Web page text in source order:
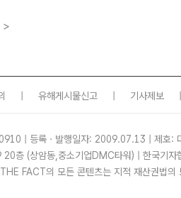
>
유해게시물신고 기사제보
| 등록ㆍ발행일자: 2009.07.13 | 제호
층 (상암동,중소기업DMC타워) | 한국기자
FACT의 모든 콘텐츠는 지적 재산권법의